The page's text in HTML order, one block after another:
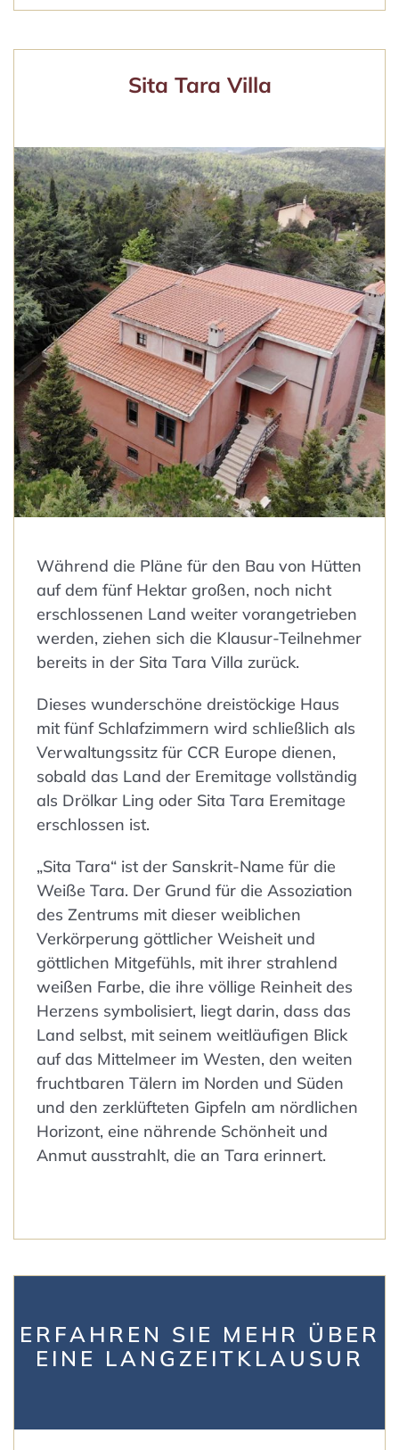
Sita Tara Villa
Während die Pläne für den Bau von Hütten
auf dem fünf Hektar großen, noch nicht
erschlossenen Land weiter vorangetrieben
werden, ziehen sich die Klausur-Teilnehmer
bereits in der Sita Tara Villa zurück.
Dieses wunderschöne dreistöckige Haus
mit fünf Schlafzimmern wird schließlich als
Verwaltungssitz für CCR Europe dienen,
sobald das Land der Eremitage vollständig
als Drölkar Ling oder Sita Tara Eremitage
erschlossen ist.
„Sita Tara“ ist der Sanskrit-Name für die
Weiße Tara. Der Grund für die Assoziation
des Zentrums mit dieser weiblichen
Verkörperung göttlicher Weisheit und
göttlichen Mitgefühls, mit ihrer strahlend
weißen Farbe, die ihre völlige Reinheit des
Herzens symbolisiert, liegt darin, dass das
Land selbst, mit seinem weitläufigen Blick
auf das Mittelmeer im Westen, den weiten
fruchtbaren Tälern im Norden und Süden
und den zerklüfteten Gipfeln am nördlichen
Horizont, eine nährende Schönheit und
Anmut ausstrahlt, die an Tara erinnert.
ERFAHREN SIE MEHR ÜBER
EINE LANGZEITKLAUSUR